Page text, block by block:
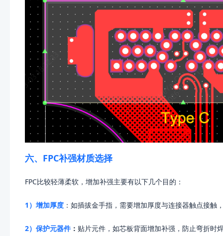
六、FPC补强材质选择
FPC比较轻薄柔软，增加补强主要有以下几个目的：
1）增加厚度 ：如插拔金手指，需要增加厚度与连接器触点接触
2）保护元器件 ： 贴片元件，如芯板背面增加补强，防止弯折时